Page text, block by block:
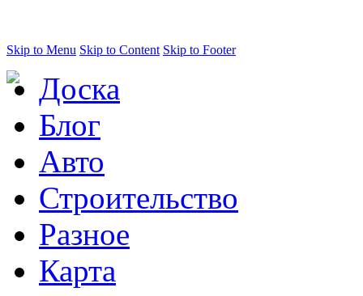
Skip to Menu Skip to Content Skip to Footer
Доска
Блог
Авто
Строительство
Разное
Карта